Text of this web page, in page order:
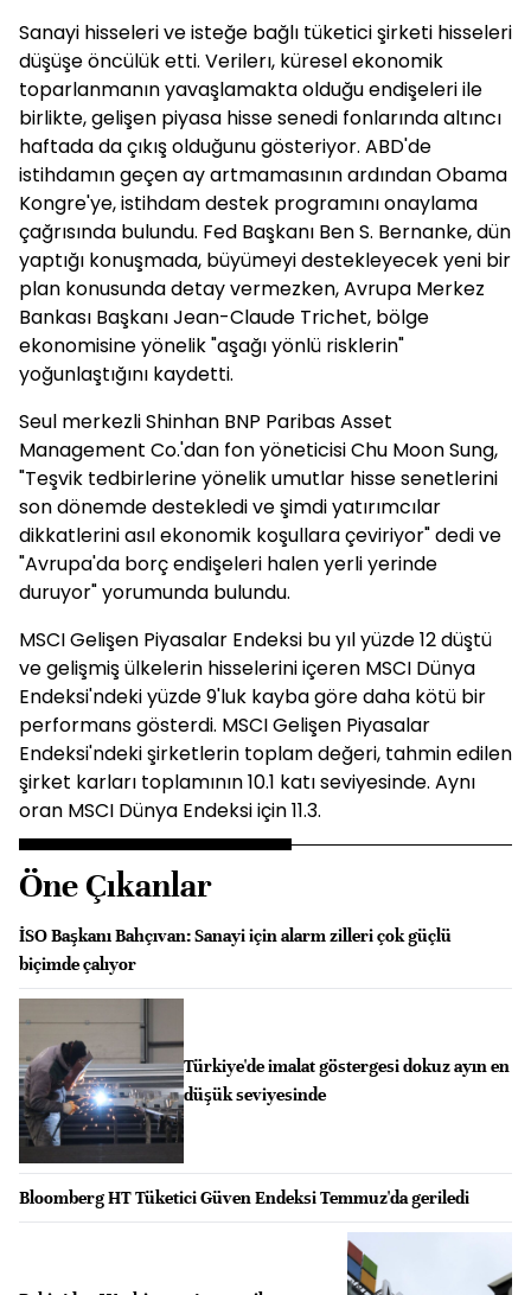
Sanayi hisseleri ve isteğe bağlı tüketici şirketi hisseleri
düşüşe öncülük etti. Verilerı, küresel ekonomik
toparlanmanın yavaşlamakta olduğu endişeleri ile
birlikte, gelişen piyasa hisse senedi fonlarında altıncı
haftada da çıkış olduğunu gösteriyor. ABD'de
istihdamın geçen ay artmamasının ardından Obama
Kongre'ye, istihdam destek programını onaylama
çağrısında bulundu. Fed Başkanı Ben S. Bernanke, dün
yaptığı konuşmada, büyümeyi destekleyecek yeni bir
plan konusunda detay vermezken, Avrupa Merkez
Bankası Başkanı Jean-Claude Trichet, bölge
ekonomisine yönelik "aşağı yönlü risklerin"
yoğunlaştığını kaydetti.
Seul merkezli Shinhan BNP Paribas Asset
Management Co.'dan fon yöneticisi Chu Moon Sung,
"Teşvik tedbirlerine yönelik umutlar hisse senetlerini
son dönemde destekledi ve şimdi yatırımcılar
dikkatlerini asıl ekonomik koşullara çeviriyor" dedi ve
"Avrupa'da borç endişeleri halen yerli yerinde
duruyor" yorumunda bulundu.
MSCI Gelişen Piyasalar Endeksi bu yıl yüzde 12 düştü
ve gelişmiş ülkelerin hisselerini içeren MSCI Dünya
Endeksi'ndeki yüzde 9'luk kayba göre daha kötü bir
performans gösterdi. MSCI Gelişen Piyasalar
Endeksi'ndeki şirketlerin toplam değeri, tahmin edilen
şirket karları toplamının 10.1 katı seviyesinde. Aynı
oran MSCI Dünya Endeksi için 11.3.
Öne Çıkanlar
İSO Başkanı Bahçıvan: Sanayi için alarm zilleri çok güçlü
biçimde çalıyor
Türkiye'de imalat göstergesi dokuz ayın en
düşük seviyesinde
Bloomberg HT Tüketici Güven Endeksi Temmuz'da geriledi